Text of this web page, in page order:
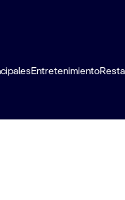
Entretenimiento